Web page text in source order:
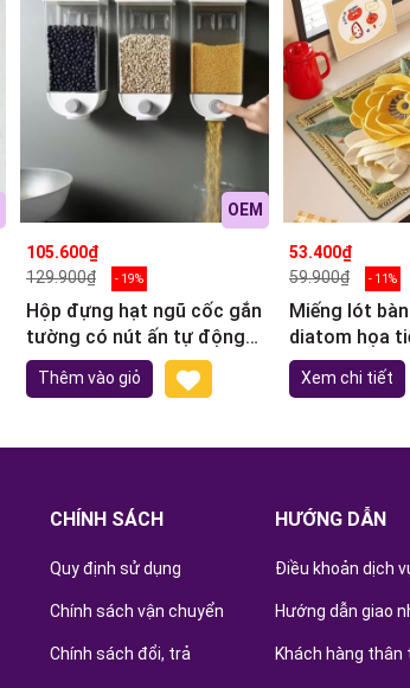
OEM
105.600₫
129.900₫
- 19%
Hộp đựng hạt ngũ cốc gắn
tường có nút ấn tự động
nhả 1000ml
Thêm vào giỏ
53.400₫
59.900₫
- 11%
Miếng lót
diatom họa
30x40cm M2
Xem chi tiết
CHÍNH SÁCH
Quy định sử dụng
Chính sách vận chuyển
Chính sách đổi, trả
HƯỚNG DẪN
Điều khoản dịch
Hướng dẫn giao
Khách hàng thân